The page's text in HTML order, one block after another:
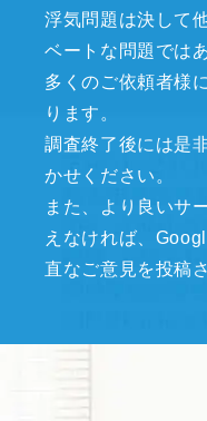
浮気問題は決して
ベートな問題では
多くのご依頼者様
ります。
調査終了後には是
かせください。
また、より良いサ
えなければ、
直なご意見を投稿